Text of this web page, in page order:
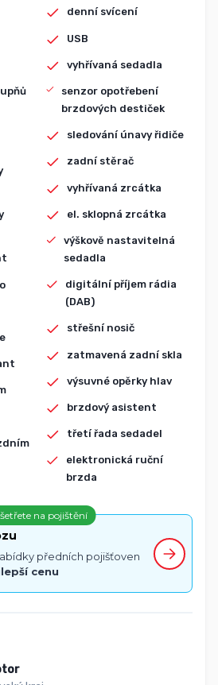
denní svícení
USB
vyhřívaná sedadla
senzor opotřebení
brzdových destiček
sledování únavy řidiče
zadní stěrač
vyhřívaná zrcátka
el. sklopná zrcátka
výškově nastavitelná
sedadla
digitální příjem rádia
(DAB)
střešní nosič
zatmavená zadní skla
výsuvné opěrky hlav
brzdový asistent
třetí řada sedadel
elektronická ruční
brzda
na pojištění
předních pojišťoven
cenu